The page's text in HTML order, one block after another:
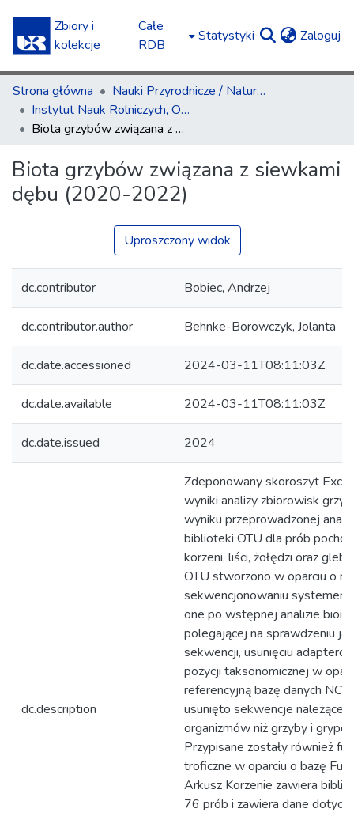
Zbiory i
kolekcje
Całe
RDB
Statystyki Zaloguj
Strona główna
Nauki Przyrodnicze / Natural Sciences
Instytut Nauk Rolniczych, Ochrony i Kształtowania Środowiska / Institute of Agricultural Sciences, Environment Management and Protection
Biota grzybów związana z siewkami dębu (2020-2022)
Biota grzybów związana z siewkami
dębu (2020-2022)
Uproszczony widok
dc.contributor Bobiec, Andrzej
dc.contributor.author Behnke-Borowczyk, Jolanta
dc.date.accessioned 2024-03-11T08:11:03Z
dc.date.available 2024-03-11T08:11:03Z
dc.date.issued 2024
dc.description
Zdeponowany skoroszyt
wyniki analizy zbiorowisk
wyniku przeprowadzonej
biblioteki OTU dla prób
korzeni, liści, żołędzi oraz
OTU stworzono w oparciu o
sekwencjonowaniu systemem
one po wstępnej analizie
polegającej na sprawdzeniu
sekwencji, usunięciu
pozycji taksonomicznej w
referencyjną bazę danych
usunięto sekwencje należące
organizmów niż grzyby i
Przypisane zostały również
troficzne w oparciu o bazę
Arkusz Korzenie zawiera
76 prób i zawiera dane